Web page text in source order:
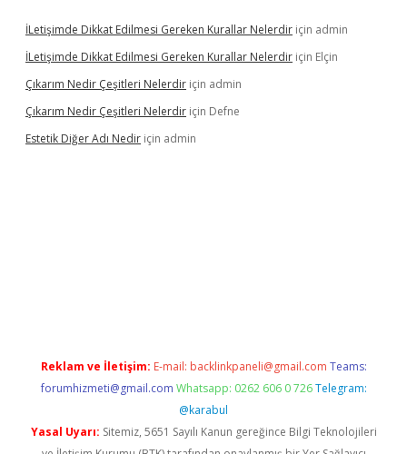
İLetişimde Dikkat Edilmesi Gereken Kurallar Nelerdir için admin
İLetişimde Dikkat Edilmesi Gereken Kurallar Nelerdir için Elçin
Çıkarım Nedir Çeşitleri Nelerdir için admin
Çıkarım Nedir Çeşitleri Nelerdir için Defne
Estetik Diğer Adı Nedir için admin
Reklam ve İletişim: E-mail: backlinkpaneli@gmail.com Teams:
forumhizmeti@gmail.com Whatsapp: 0262 606 0 726 Telegram:
@karabul
Yasal Uyarı: Sitemiz, 5651 Sayılı Kanun gereğince Bilgi Teknolojileri